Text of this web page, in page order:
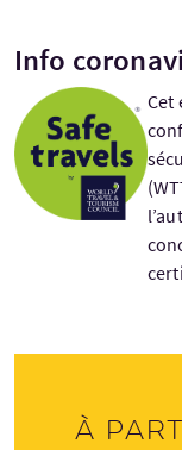
Info
Cet
À